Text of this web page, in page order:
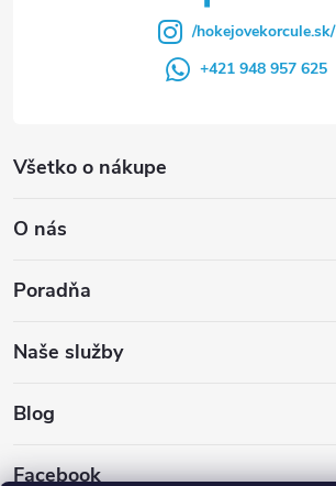
Všetko o nákupe
O nás
Poradňa
Naše služby
Blog
Facebook
/hokejovekorcule.sk/
+421 948 957 625